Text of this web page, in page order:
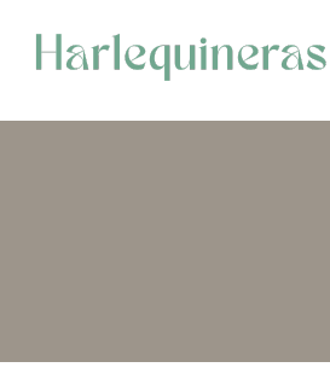
contenido